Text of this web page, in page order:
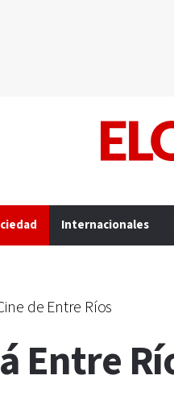
Internacionales
de Entre Ríos
Entre